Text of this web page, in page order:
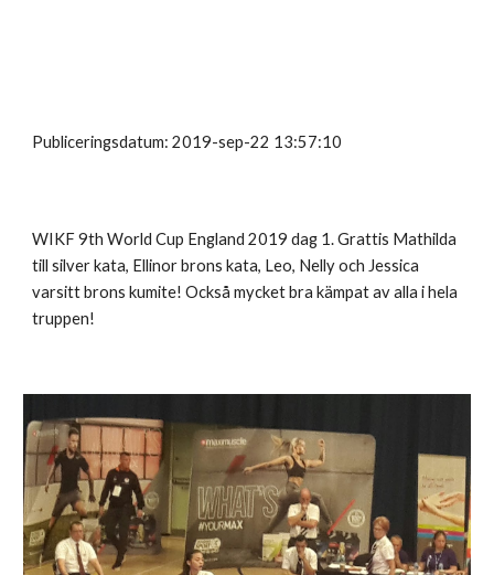
Publiceringsdatum: 2019-sep-22 13:57:10
WIKF 9th World Cup England 2019 dag 1. Grattis Mathilda
till silver kata, Ellinor brons kata, Leo, Nelly och Jessica
varsitt brons kumite! Också mycket bra kämpat av alla i hela
truppen!